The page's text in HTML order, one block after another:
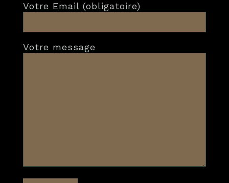
Votre Email (obligatoire)
Votre message